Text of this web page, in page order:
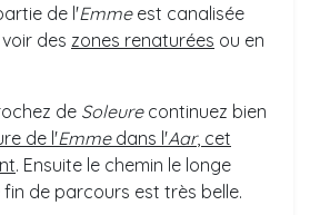
de l'Emme est canalisée
des zones renaturées ou en
de Soleure continuez bien
de l'Emmedans l'Aar, cet
. Ensuite le chemin le longe
de parcours est très belle.